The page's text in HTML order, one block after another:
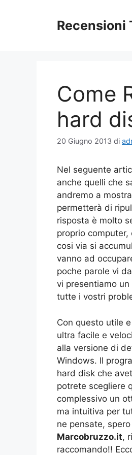
Recensioni
Come
hard
20 Giugno 2013 di
Nel seguente
anche quelli che
andremo a
permetterà di
risposta è molto
proprio
cosi via si
vanno ad
poche parole vi
vi presentiamo
tutte i vostri
Con questo utile
ultra facile e
alla versione di
Windows. Il
hard disk che
potrete scegliere
complessivo un
ma intuitiva per
ne pensate,
Marcobruzzo.it,
raccomando!!